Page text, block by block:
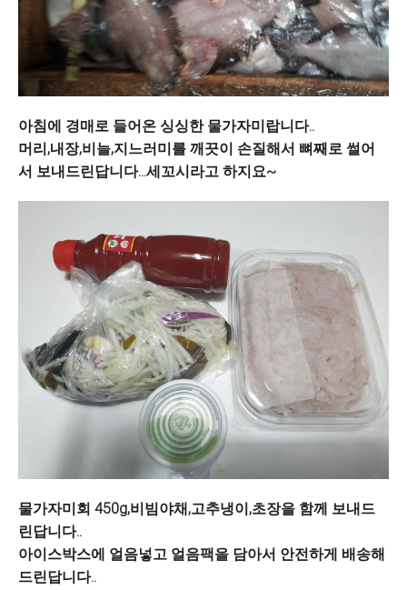
아침에 경매로 들어온 싱싱한 물가자미랍니다..
머리,내장,비늘,지느러미를 깨끗이 손질해서 뼈째로 썰어
서 보내드린답니다...세꼬시라고 하지요~
물가자미회 450g,비빔야채,고추냉이,초장을 함께 보내드
린답니다..
아이스박스에 얼음넣고 얼음팩을 담아서 안전하게 배송해
드린답니다..